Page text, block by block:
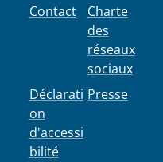
Contact
Déclarati
on
d'accessi
bilité
Charte
des
réseaux
sociaux
Presse